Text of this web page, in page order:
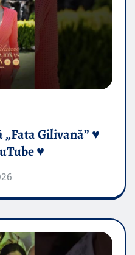
Gilivană” ♥️
♥️